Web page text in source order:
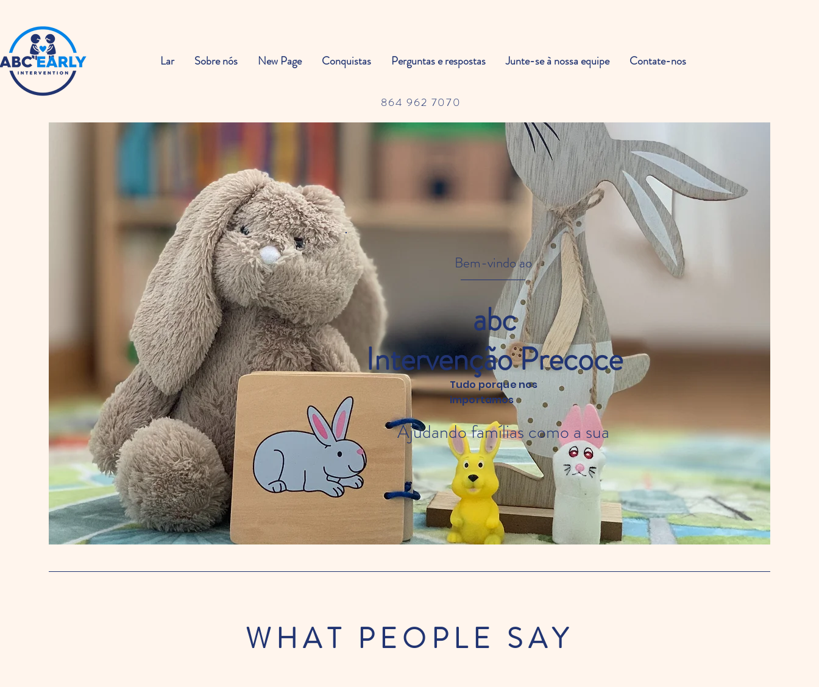
Lar Sobre nós New Page Conquistas Perguntas e respostas Junte-se à nossa equipe Contate-nos
864 962 7070
Bem-vindo ao
abc
Intervenção Precoce
Tudo porque nos
importamos
Ajudando famílias como a sua
WHAT PEOPLE SAY